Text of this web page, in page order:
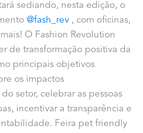
sediando, nesta edição, o
@fash_rev, com oficinas,
O Fashion Revolution
de transformação positiva da
principais objetivos
os impactos
setor, celebrar as pessoas
incentivar a transparência e
Feira pet friendly